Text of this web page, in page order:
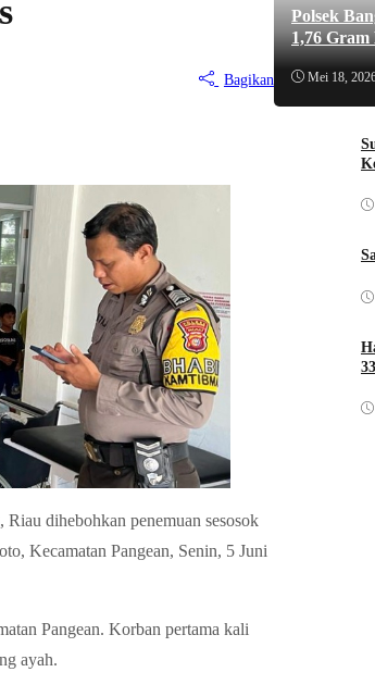
Bagikan
dihebohkan penemuan sesosok
Kecamatan Pangean, Senin, 5 Juni
Pangean. Korban pertama kali
ayah.
Polsek
1,76
Mei 18,